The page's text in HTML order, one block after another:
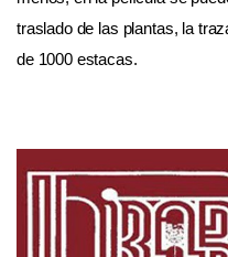
traslado de las plantas, la
de 1000 estacas.